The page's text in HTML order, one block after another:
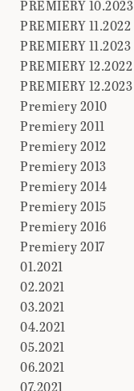
PREMIERY 10.2023
PREMIERY 11.2022
PREMIERY 11.2023
PREMIERY 12.2022
PREMIERY 12.2023
Premiery 2010
Premiery 2011
Premiery 2012
Premiery 2013
Premiery 2014
Premiery 2015
Premiery 2016
Premiery 2017
01.2021
02.2021
03.2021
04.2021
05.2021
06.2021
07.2021